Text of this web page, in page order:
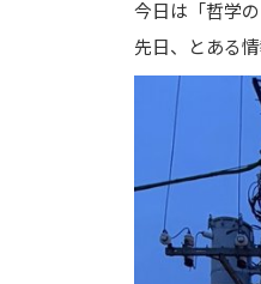
今日は「哲学の
先日、とある